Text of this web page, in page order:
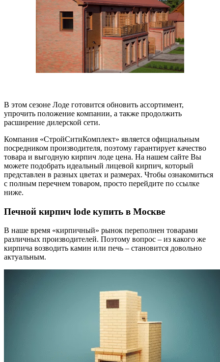
В этом сезоне Лоде готовится обновить ассортимент,
упрочить положение компании, а также продолжить
расширение дилерской сети.
Компания «СтройСитиКомплект» является официальным
посредником производителя, поэтому гарантирует качество
товара и выгодную кирпич лоде цена. На нашем сайте Вы
можете подобрать идеальный лицевой кирпич, который
представлен в разных цветах и размерах. Чтобы ознакомиться
с полным перечнем товаром, просто перейдите по ссылке
ниже.
Печной кирпич lode купить в Москве
В наше время «кирпичный» рынок переполнен товарами
различных производителей. Поэтому вопрос – из какого же
кирпича возводить камин или печь – становится довольно
актуальным.